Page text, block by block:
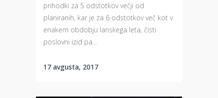
prihodki za 5 odstotkov večji od
planiranih, kar je za 6 odstotkov več kot v
enakem obdobju lanskega leta, čisti
poslovni izid pa...
17 avgusta, 2017